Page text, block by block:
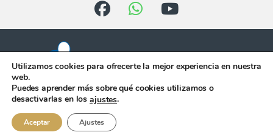
Atención telefónica de 10:00 h.
956 344 058
Utilizamos cookies para ofrecerte la mejor experiencia en nuestra
web.
Puedes aprender más sobre qué cookies utilizamos o
desactivarlas en losajustes.
Aceptar Ajustes